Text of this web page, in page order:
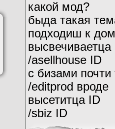
какой мод?
быда такая
подходиш к
/asellhouse ID
с бизами почти
/editprod вроде
высетитца ID
/sbiz ID